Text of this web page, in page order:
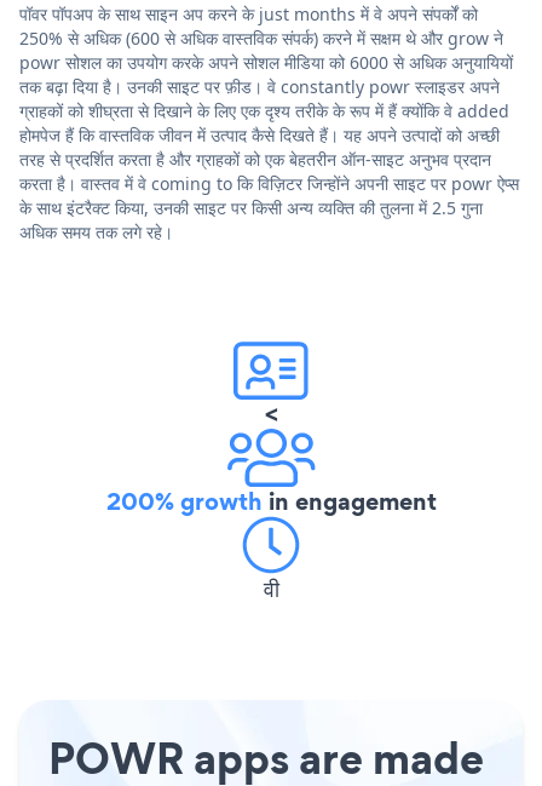
पॉवर पॉपअप के साथ साइन अप करने के just months में वे अपने संपर्कों को
250% से अधिक (600 से अधिक वास्तविक संपर्क) करने में सक्षम थे और grow ने
powr सोशल का उपयोग करके अपने सोशल मीडिया को 6000 से अधिक अनुयायियों
तक बढ़ा दिया है। उनकी साइट पर फ़ीड। वे constantly powr स्लाइडर अपने
ग्राहकों को शीघ्रता से दिखाने के लिए एक दृश्य तरीके के रूप में हैं क्योंकि वे added
होमपेज हैं कि वास्तविक जीवन में उत्पाद कैसे दिखते हैं। यह अपने उत्पादों को अच्छी
तरह से प्रदर्शित करता है और ग्राहकों को एक बेहतरीन ऑन-साइट अनुभव प्रदान
करता है। वास्तव में वे coming to कि विज़िटर जिन्होंने अपनी साइट पर powr ऐप्स
के साथ इंटरैक्ट किया, उनकी साइट पर किसी अन्य व्यक्ति की तुलना में 2.5 गुना
अधिक समय तक लगे रहे।
<
200% growth in engagement
वी
POWR apps are made